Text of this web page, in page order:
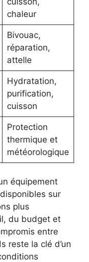
chaleur
Bivouac,
réparation,
attelle
Hydratation,
purification,
cuisson
Protection
thermique et
météorologique
équipement
sur
plus
du budget et
entre
reste la clé d’un